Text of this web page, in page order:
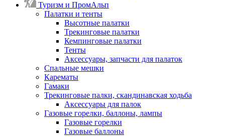
Туризм и ПромАльп
Палатки и тенты
Высотные палатки
Трекинговые палатки
Кемпинговые палатки
Тенты
Аксессуары, запчасти для палаток
Спальные мешки
Карематы
Гамаки
Трекинговые палки, скандинавская ходьба
Аксессуары для палок
Газовые горелки, баллоны, лампы
Газовые горелки
Газовые баллоны